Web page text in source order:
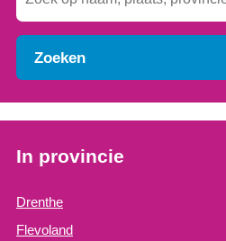
Zoeken
In provincie
Drenthe
Flevoland